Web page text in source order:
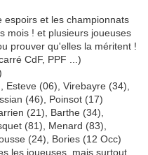
espoirs et les championnats
mois ! et plusieurs joueuses
prouver qu'elles la méritent !
CdF, PPF ...)
Esteve (06), Virebayre (34),
(46), Poinsot (17)
(21), Barthe (34),
(81), Menard (83),
(24), Bories (12 Occ)
les joueuses, mais surtout